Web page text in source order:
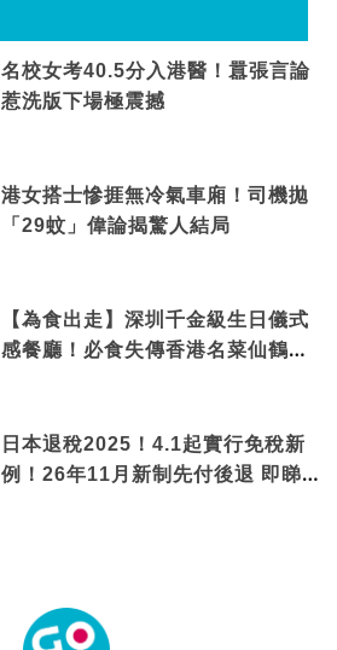
名校女考40.5分入港醫！囂張言論
惹洗版下場極震撼
港女搭士慘捱無冷氣車廂！司機拋
「29蚊」偉論揭驚人結局
【為食出走】深圳千金級生日儀式
感餐廳！必食失傳香港名菜仙鶴神
日本退稅2025！4.1起實行免稅新
例！26年11月新制先付後退 即睇步